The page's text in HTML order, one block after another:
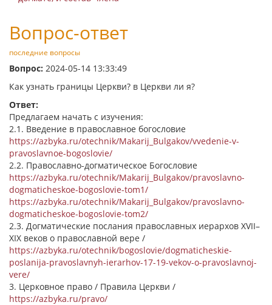
Вопрос-ответ
последние вопросы
Вопрос: 2024-05-14 13:33:49
Как узнать границы Церкви? в Церкви ли я?
Ответ:
Предлагаем начать с изучения:
2.1. Введение в православное богословие
https://azbyka.ru/otechnik/Makarij_Bulgakov/vvedenie-v-
pravoslavnoe-bogoslovie/
2.2. Православно-догматическое Богословие
https://azbyka.ru/otechnik/Makarij_Bulgakov/pravoslavno-
dogmaticheskoe-bogoslovie-tom1/
https://azbyka.ru/otechnik/Makarij_Bulgakov/pravoslavno-
dogmaticheskoe-bogoslovie-tom2/
2.3. Догматические послания православных иерархов XVII–
XIX веков о православной вере /
https://azbyka.ru/otechnik/bogoslovie/dogmaticheskie-
poslanija-pravoslavnyh-ierarhov-17-19-vekov-o-pravoslavnoj-
vere/
3. Церковное право / Правила Церкви /
https://azbyka.ru/pravo/